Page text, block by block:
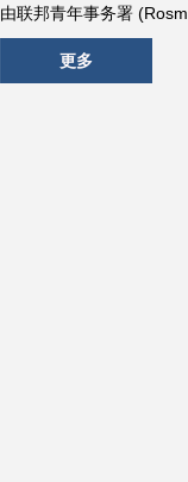
由联邦青年事务署
更多